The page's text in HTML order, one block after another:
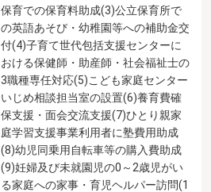
保育での保育料助成(3)公立保育所で
の英語あそび・幼稚園等への補助金交
付(4)子育て世代包括支援センターに
おける保健師・助産師・社会福祉士の
3職種専任対応(5)こども家庭センター
いじめ相談担当室の設置(6)養育費確
保支援・面会交流支援(7)ひとり親家
庭学習支援事業利用者に塾費用助成
(8)幼児同乗用自転車等の購入費助成
(9)妊婦及び未就園児の0～2歳児がい
る家庭への家事・育児ヘルパー訪問(1